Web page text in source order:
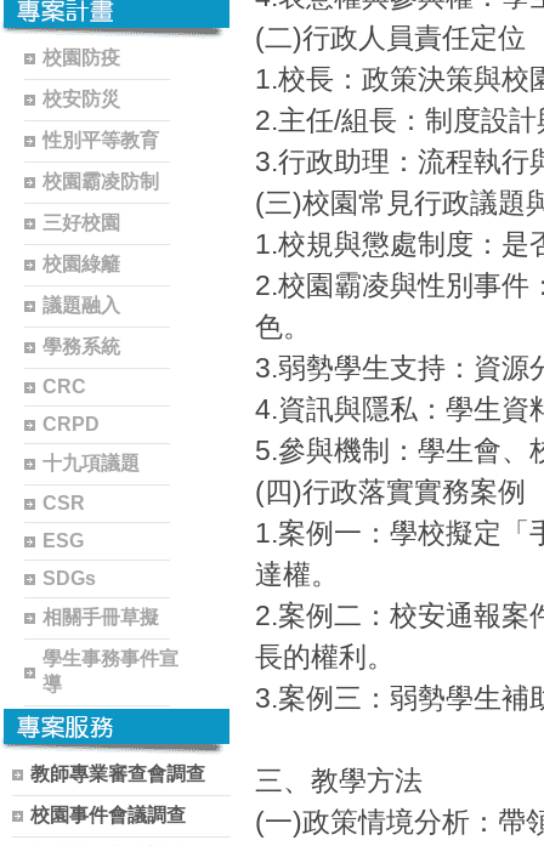
校園防疫
校安防災
性別平等教育
校園霸凌防制
三好校園
校園綠籬
議題融入
學務系統
CRC
CRPD
十九項議題
CSR
ESG
SDGs
相關手冊草擬
學生事務事件宣
導
教師專業審查會調查
校園事件會議調查
(二)行政人員責任定位
1.校長：政策決策與校
2.主任/組長：制度設
3.行政助理：流程執行
(三)校園常見行政議題
1.校規與懲處制度：是
2.校園霸凌與性別事件
色。
3.弱勢學生支持：資源
4.資訊與隱私：學生資
5.參與機制：學生會、
(四)行政落實實務案例
1.案例一：學校擬定「
達權。
2.案例二：校安通報案
長的權利。
3.案例三：弱勢學生補
三、教學方法
(一)政策情境分析：帶